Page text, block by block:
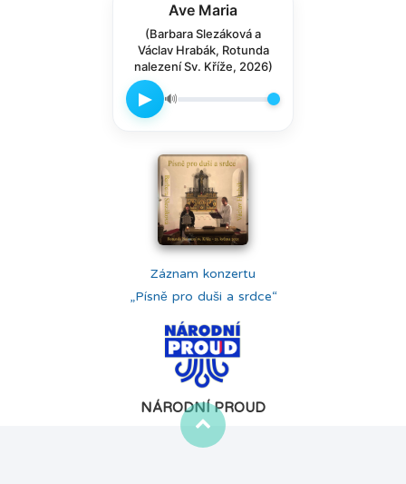
Ave Maria
(Barbara Slezáková a
Václav Hrabák, Rotunda
nalezení Sv. Kříže, 2026)
▶ 🔊
Záznam konzertu
„Písně pro duši a srdce“
NÁRODNÍ PROUD